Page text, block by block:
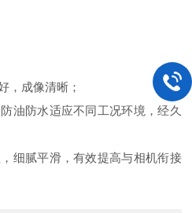
成像清晰；
防水适应不同工况环境，经久
腻平滑，有效提高与相机衔接